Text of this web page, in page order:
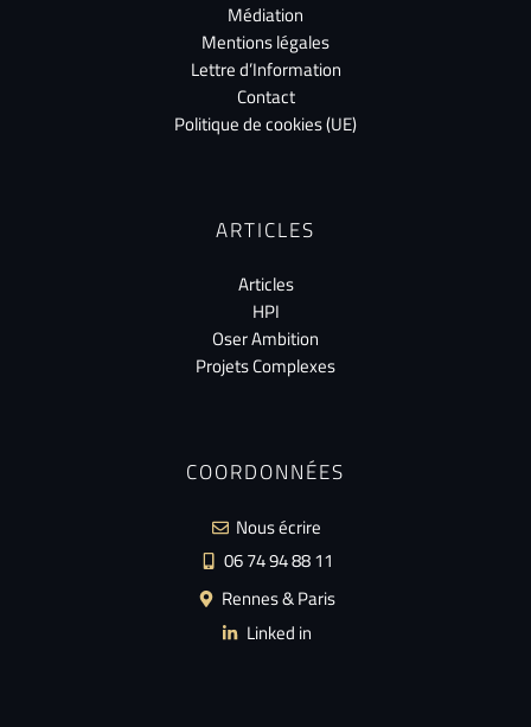
Médiation
Mentions légales
Lettre d’Information
Contact
Politique de cookies (UE)
ARTICLES
Articles
HPI
Oser Ambition
Projets Complexes
COORDONNÉES
Nous écrire
06 74 94 88 11
Rennes & Paris
Linked in